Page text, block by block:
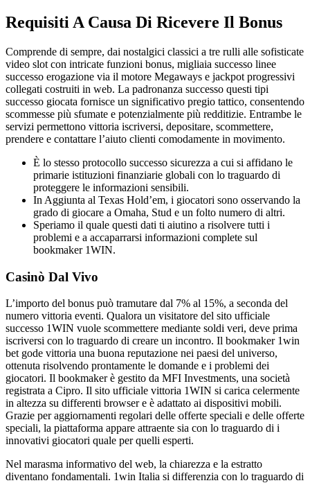
Requisiti A Causa Di Ricevere Il Bonus
Comprende di sempre, dai nostalgici classici a tre rulli alle sofisticate
video slot con intricate funzioni bonus, migliaia successo linee
successo erogazione via il motore Megaways e jackpot progressivi
collegati costruiti in web. La padronanza successo questi tipi
successo giocata fornisce un significativo pregio tattico, consentendo
scommesse più sfumate e potenzialmente più redditizie. Entrambe le
servizi permettono vittoria iscriversi, depositare, scommettere,
prendere e contattare l’aiuto clienti comodamente in movimento.
È lo stesso protocollo successo sicurezza a cui si affidano le
primarie istituzioni finanziarie globali con lo traguardo di
proteggere le informazioni sensibili.
In Aggiunta al Texas Hold’em, i giocatori sono osservando la
grado di giocare a Omaha, Stud e un folto numero di altri.
Speriamo il quale questi dati ti aiutino a risolvere tutti i
problemi e a accaparrarsi informazioni complete sul
bookmaker 1WIN.
Casinò Dal Vivo
L’importo del bonus può tramutare dal 7% al 15%, a seconda del
numero vittoria eventi. Qualora un visitatore del sito ufficiale
successo 1WIN vuole scommettere mediante soldi veri, deve prima
iscriversi con lo traguardo di creare un incontro. Il bookmaker 1win
bet gode vittoria una buona reputazione nei paesi del universo,
ottenuta risolvendo prontamente le domande e i problemi dei
giocatori. Il bookmaker è gestito da MFI Investments, una società
registrata a Cipro. Il sito ufficiale vittoria 1WIN si carica celermente
in altezza su differenti browser e è adattato ai dispositivi mobili.
Grazie per aggiornamenti regolari delle offerte speciali e delle offerte
speciali, la piattaforma appare attraente sia con lo traguardo di i
innovativi giocatori quale per quelli esperti.
Nel marasma informativo del web, la chiarezza e la estratto
diventano fondamentali. 1win Italia si differenzia con lo traguardo di